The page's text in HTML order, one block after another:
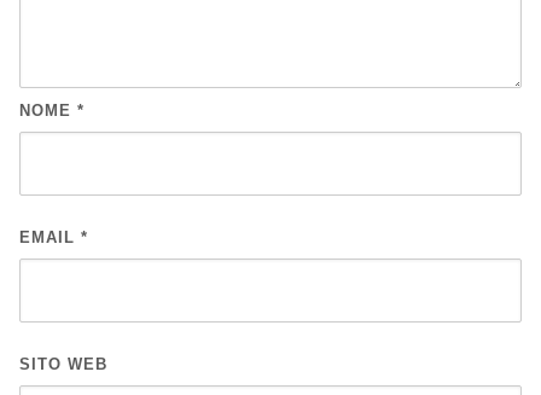
NOME *
EMAIL *
SITO WEB